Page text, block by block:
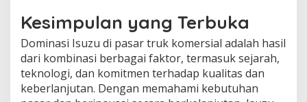
Kesimpulan yang Terbuka
Dominasi Isuzu di pasar truk komersial adalah hasil
dari kombinasi berbagai faktor, termasuk sejarah,
teknologi, dan komitmen terhadap kualitas dan
keberlanjutan. Dengan memahami kebutuhan